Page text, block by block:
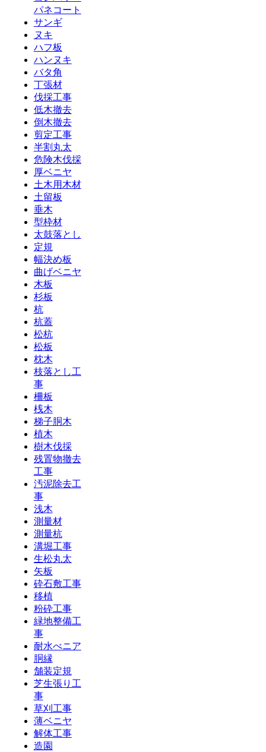
パネコート
サンギ
ヌキ
ハフ板
ハンヌキ
バタ角
丁張材
伐採工事
低木撤去
倒木撤去
剪定工事
半割丸太
危険木伐採
厚ベニヤ
土木用木材
土留板
垂木
型枠材
太鼓落とし
定規
幅決め板
曲げベニヤ
木板
杉板
杭
杭蓋
松杭
松板
枕木
枝落とし工
事
柵板
桟木
梯子胴木
植木
樹木伐採
残置物撤去
工事
汚泥除去工
事
浅木
測量材
測量杭
溝堀工事
生松丸太
矢板
砕石敷工事
移植
粉砕工事
緑地整備工
事
耐水べニア
胴縁
舗装定規
芝生張り工
事
草刈工事
薄ベニヤ
解体工事
造園